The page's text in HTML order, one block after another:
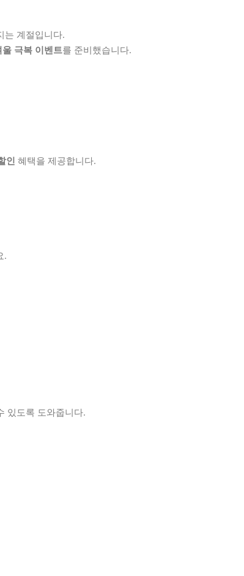
는 계절입니다.
울 극복 이벤트를 준비했습니다.
인 혜택을 제공합니다.
.
있도록 도와줍니다.